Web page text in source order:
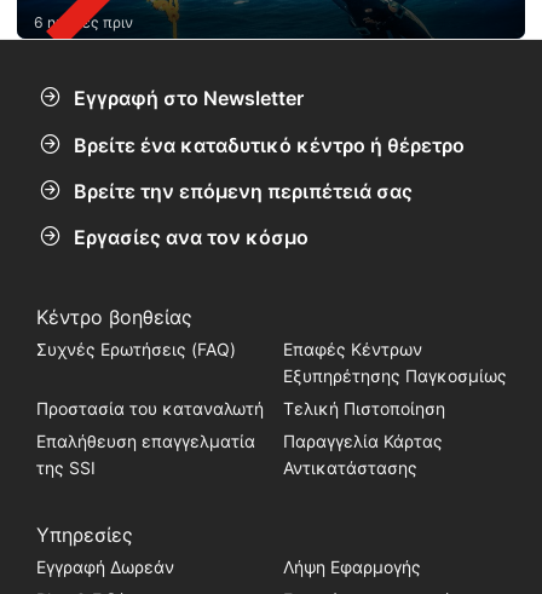
6 ημέρες πριν
Εγγραφή στο Newsletter
Βρείτε ένα καταδυτικό κέντρο ή θέρετρο
Βρείτε την επόμενη περιπέτειά σας
Εργασίες ανα τον κόσμο
Κέντρο βοηθείας
Συχνές Ερωτήσεις (FAQ)
Επαφές Κέντρων
Εξυπηρέτησης Παγκοσμίως
Προστασία του καταναλωτή
Τελική Πιστοποίηση
Επαλήθευση επαγγελματία
της SSI
Παραγγελία Κάρτας
Αντικατάστασης
Υπηρεσίες
Εγγραφή Δωρεάν
Λήψη Εφαρμογής